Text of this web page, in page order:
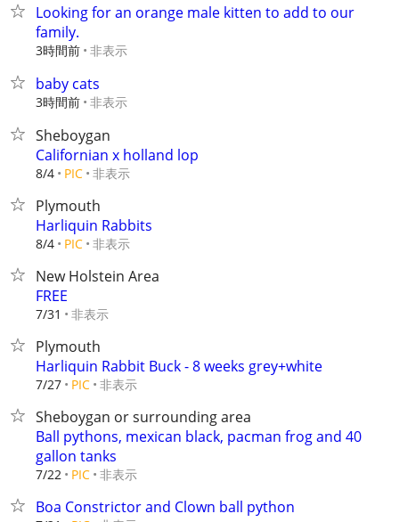
Looking for an orange male kitten to add to our
family.
3時間前 非表示
baby cats
3時間前 非表示
Sheboygan
Californian x holland lop
8/4 PIC 非表示
Plymouth
Harliquin Rabbits
8/4 PIC 非表示
New Holstein Area
FREE
7/31 非表示
Plymouth
Harliquin Rabbit Buck - 8 weeks grey+white
7/27 PIC 非表示
Sheboygan or surrounding area
Ball pythons, mexican black, pacman frog and 40
gallon tanks
7/22 PIC 非表示
Boa Constrictor and Clown ball python